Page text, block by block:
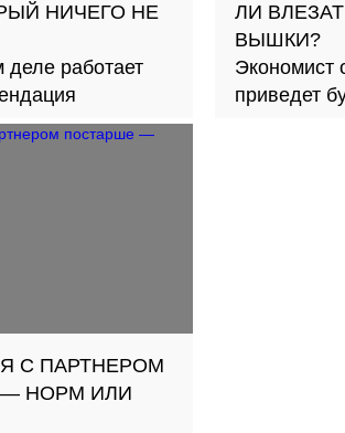
НИЧЕГО НЕ
деле работает
ЛИ
ВЫШКИ?
Экономист
приведет
С ПАРТНЕРОМ
НОРМ ИЛИ